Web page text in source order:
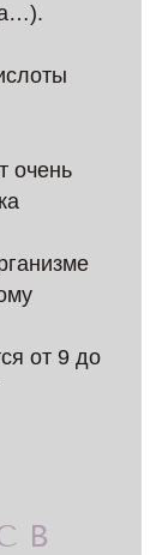
очень
от 9 до
В